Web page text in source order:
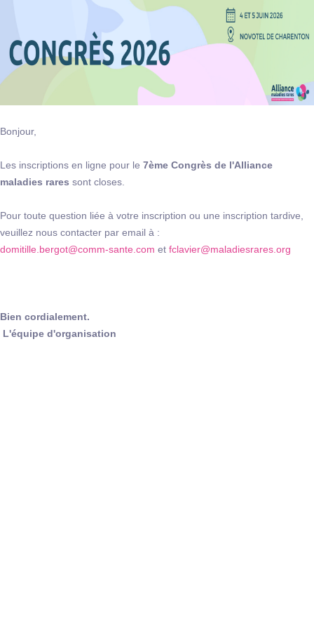
Bonjour,
Les inscriptions en ligne pour le 7ème Congrès de l'Alliance
maladies rares sont closes.
Pour toute question liée à votre inscription ou une inscription tardive,
veuillez nous contacter par email à :
domitille.bergot@comm-sante.com et fclavier@maladiesrares.org
Bien cordialement.
L'équipe d'organisation